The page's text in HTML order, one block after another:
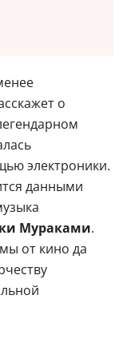
о
электроники.
данными
Мураками.
от кино да